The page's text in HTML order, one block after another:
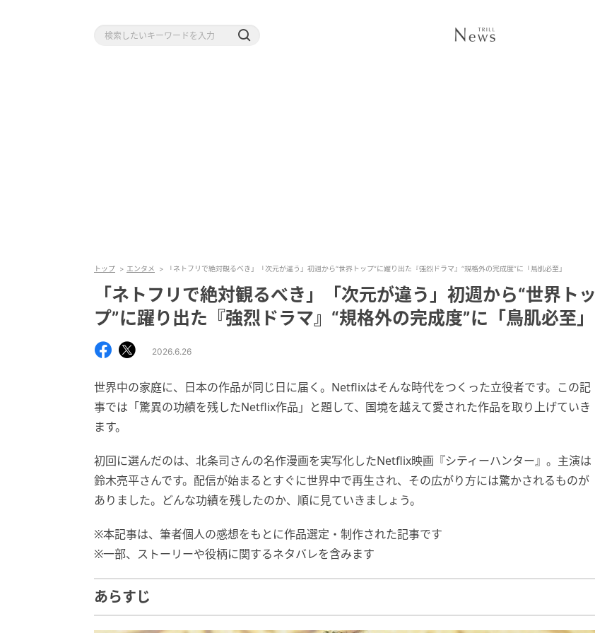
トップ エンタメ 「ネトフリで絶対観るべき」「次元が違う」初週から“世界トップ”に躍り出た『強烈ドラマ』“規格外の完成度”に「鳥肌必至」
「ネトフリで絶対観るべき」「次元が違う」初週から“世界トッ
プ”に躍り出た『強烈ドラマ』“規格外の完成度”に「鳥肌必至」
2026.6.26
世界中の家庭に、日本の作品が同じ日に届く。Netflixはそんな時代をつくった立役者です。この記
事では「驚異の功績を残したNetflix作品」と題して、国境を越えて愛された作品を取り上げていき
ます。
初回に選んだのは、北条司さんの名作漫画を実写化したNetflix映画『シティーハンター』。主演は
鈴木亮平さんです。配信が始まるとすぐに世界中で再生され、その広がり方には驚かされるものが
ありました。どんな功績を残したのか、順に見ていきましょう。
※本記事は、筆者個人の感想をもとに作品選定・制作された記事です
※一部、ストーリーや役柄に関するネタバレを含みます
あらすじ